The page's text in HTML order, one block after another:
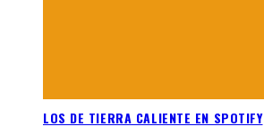
LOS DE TIERRA CALIENTE EN SPOTIFY